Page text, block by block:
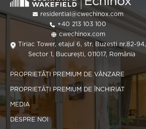
residential@cwechinox.com
+40 213 103 100
cwechinox.com
Tiriac Tower, etajul 6, str. Buzesti nr.82-94,
Sector 1, București, 011017, România
PROPRIETĂȚI PREMIUM DE VÂNZARE
PROPRIETĂȚI PREMIUM DE ÎNCHIRIAT
MEDIA
DESPRE NOI